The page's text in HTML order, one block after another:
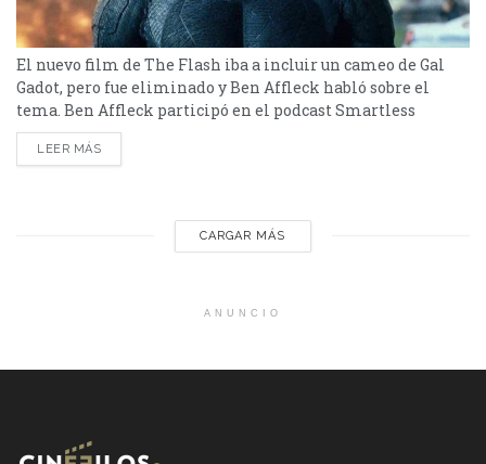
El nuevo film de The Flash iba a incluir un cameo de Gal
Gadot, pero fue eliminado y Ben Affleck habló sobre el
tema. Ben Affleck participó en el podcast Smartless
Podcast y habló sobre su Batman y la nueva película de The
Flash. Affleck lleva a adelante al Batman que aparece en
LEER MÁS
CARGAR MÁS
ANUNCIO